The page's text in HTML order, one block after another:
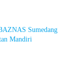
Sumedang
Mandiri